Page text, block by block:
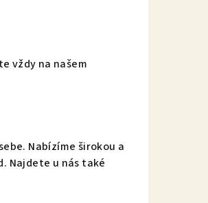
vždy na našem
Nabízíme širokou a
Najdete u nás také